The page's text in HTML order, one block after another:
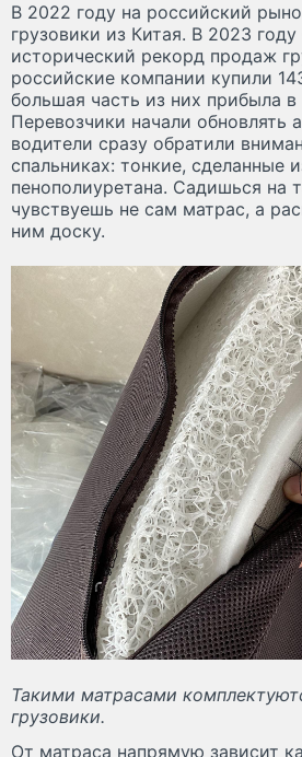
В 2022 году на российский
грузовики из Китая. В 2023
исторический рекорд продаж
российские компании купили
большая часть из них прибыла
Перевозчики начали обновлять
водители сразу обратили
спальниках: тонкие, сделанные
пенополиуретана. Садишься на
чувствуешь не сам матрас, а
ним доску.
Такими матрасами
грузовики.
От матраса напрямую зависит